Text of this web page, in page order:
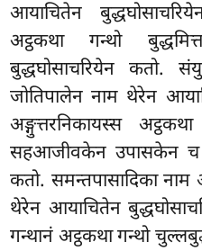
आयाचितेन
अट्ठकथा गन्थो
बुद्धघोसाचरियेन कतो.
जोतिपालेन नाम थेरेन
अङ्गुत्तरनिकायस्स
सहआजीवकेन उपासकेन च
कतो. समन्तपासादिका नाम
थेरेन आयाचितेन
गन्थानं अट्ठकथा गन्थो